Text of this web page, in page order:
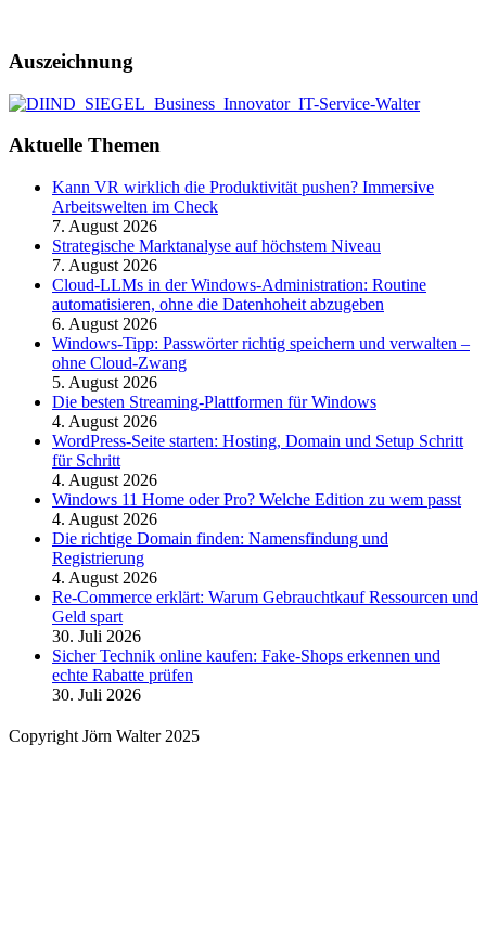
Auszeichnung
Aktuelle Themen
Kann VR wirklich die Produktivität pushen? Immersive
Arbeitswelten im Check
7. August 2026
Strategische Marktanalyse auf höchstem Niveau
7. August 2026
Cloud-LLMs in der Windows-Administration: Routine
automatisieren, ohne die Datenhoheit abzugeben
6. August 2026
Windows-Tipp: Passwörter richtig speichern und verwalten –
ohne Cloud-Zwang
5. August 2026
Die besten Streaming-Plattformen für Windows
4. August 2026
WordPress-Seite starten: Hosting, Domain und Setup Schritt
für Schritt
4. August 2026
Windows 11 Home oder Pro? Welche Edition zu wem passt
4. August 2026
Die richtige Domain finden: Namensfindung und
Registrierung
4. August 2026
Re-Commerce erklärt: Warum Gebrauchtkauf Ressourcen und
Geld spart
30. Juli 2026
Sicher Technik online kaufen: Fake-Shops erkennen und
echte Rabatte prüfen
30. Juli 2026
Copyright Jörn Walter 2025